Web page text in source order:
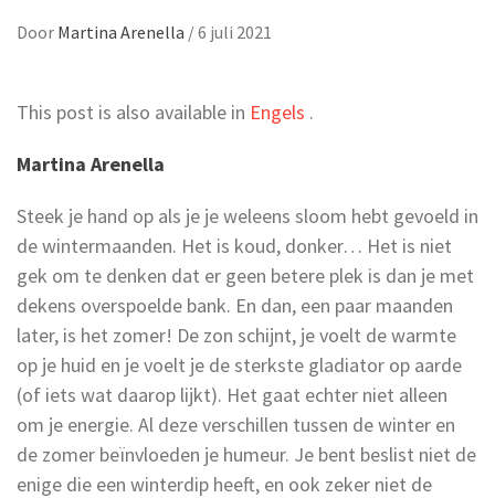
Door Martina Arenella /6 juli 2021
This post is also available in Engels .
Martina Arenella
Steek je hand op als je je weleens sloom hebt gevoeld in
de wintermaanden. Het is koud, donker… Het is niet
gek om te denken dat er geen betere plek is dan je met
dekens overspoelde bank. En dan, een paar maanden
later, is het zomer! De zon schijnt, je voelt de warmte
op je huid en je voelt je de sterkste gladiator op aarde
(of iets wat daarop lijkt). Het gaat echter niet alleen
om je energie. Al deze verschillen tussen de winter en
de zomer beïnvloeden je humeur. Je bent beslist niet de
enige die een winterdip heeft, en ook zeker niet de